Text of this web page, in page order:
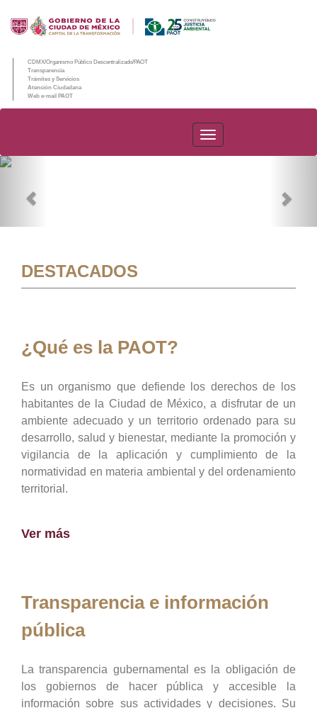
CDMX/Organismo Público Descentralizado/PAOT
Transparencia
Trámites y Servicios
Atención Ciudadana
Web e-mail PAOT
PAOT
DESTACADOS
¿Qué es la PAOT?
Es un organismo que defiende los derechos de los
habitantes de la Ciudad de México, a disfrutar de un
ambiente adecuado y un territorio ordenado para su
desarrollo, salud y bienestar, mediante la promoción y
vigilancia de la aplicación y cumplimiento de la
normatividad en materia ambiental y del ordenamiento
territorial.
Ver más
Transparencia e información
pública
La transparencia gubernamental es la obligación de
los gobiernos de hacer pública y accesible la
información sobre sus actividades y decisiones. Su